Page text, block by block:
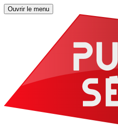
Ouvrir le menu